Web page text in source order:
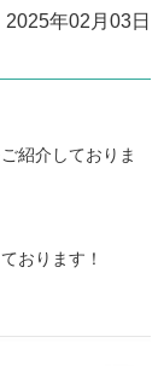
2025年02月03日
紹介しておりま
おります！